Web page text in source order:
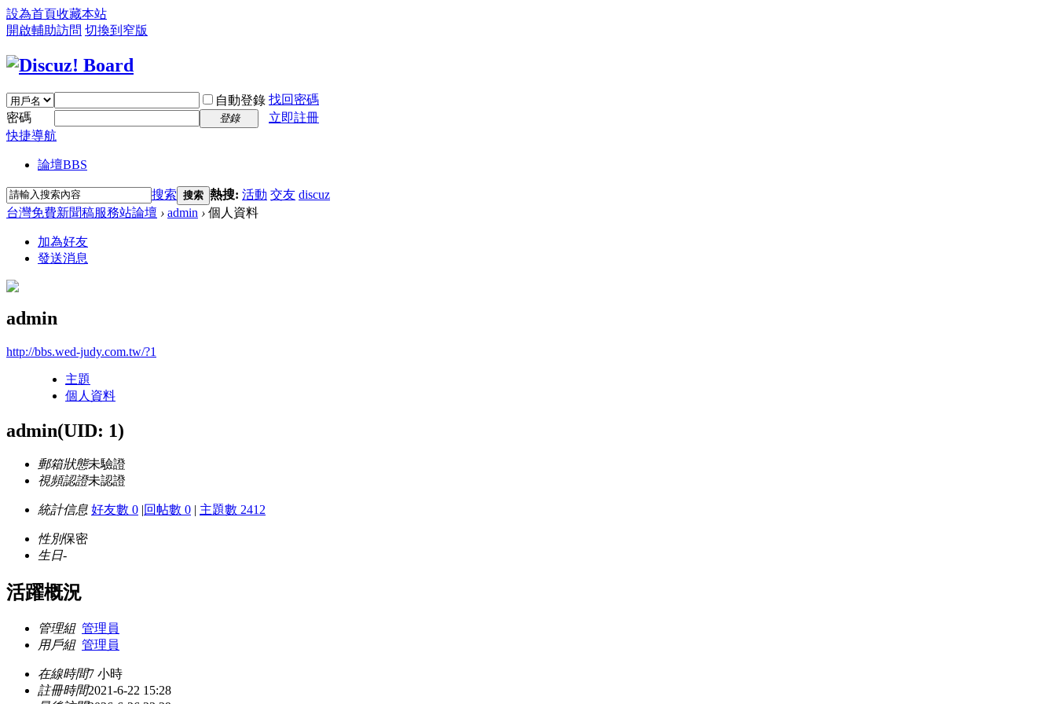
設為首頁收藏本站
開啟輔助訪問 切換到窄版
自動登錄 找回密碼
密碼
登錄
立即註冊
快捷導航
論壇BBS
搜索 搜索 熱搜: 活動 交友 discuz
台灣免費新聞稿服務站論壇 › admin › 個人資料
加為好友
發送消息
admin
http://bbs.wed-judy.com.tw/?1
主題
個人資料
admin(UID: 1)
郵箱狀態未驗證
視頻認證未認證
統計信息 好友數 0 |回帖數 0 | 主題數 2412
性別保密
生日-
活躍概況
管理組 管理員
用戶組 管理員
在線時間7 小時
註冊時間2021-6-22 15:28